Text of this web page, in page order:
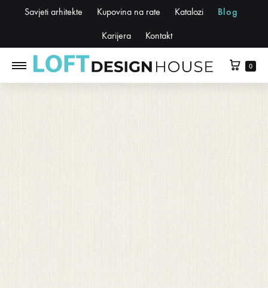
Savjeti arhitekte Kupovina na rate Katalozi Blog
Karijera Kontakt
0